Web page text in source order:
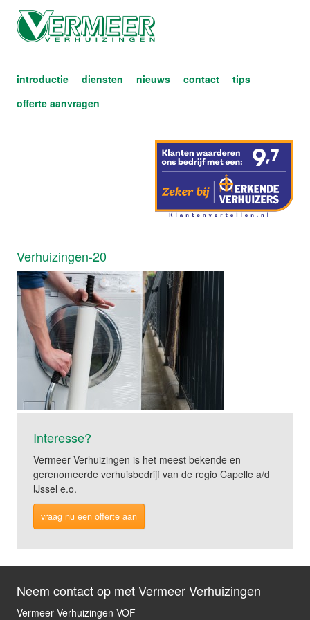
introductie diensten nieuws contact
tips
offerte aanvragen
Verhuizingen-20
Interesse?
Vermeer Verhuizingen is het meest bekende en
gerenomeerde verhuisbedrijf van de regio Capelle a/d
IJssel e.o.
vraag nu een offerte aan
Neem contact op met Vermeer Verhuizingen
Vermeer Verhuizingen VOF